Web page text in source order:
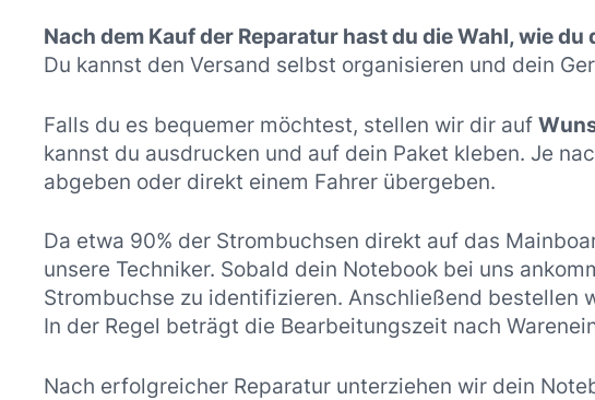
Nach dem Kauf der Reparatur hast du die Wahl, wie
Du kannst den Versand selbst organisieren und dein
Falls du es bequemer möchtest, stellen wir dir auf
kannst du ausdrucken und auf dein Paket kleben. Je
abgeben oder direkt einem Fahrer übergeben.
Da etwa 90% der Strombuchsen direkt auf das
unsere Techniker. Sobald dein Notebook bei uns
Strombuchse zu identifizieren. Anschließend bestellen
In der Regel beträgt die Bearbeitungszeit nach
Nach erfolgreicher Reparatur unterziehen wir dein